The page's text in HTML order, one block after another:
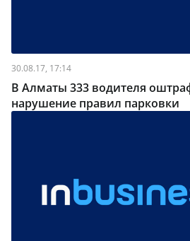
30.08.17, 17:14
В Алматы 333 водителя
нарушение правил парковки